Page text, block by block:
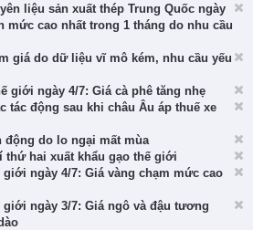
liệu sản xuất thép Trung Quốc ngày
mức cao nhất trong 1 tháng do nhu cầu
giá do dữ liệu vĩ mô kém, nhu cầu yếu
giới ngày 4/7: Giá cà phê tăng nhẹ
tác động sau khi châu Âu áp thuế xe
động do lo ngại mất mùa
hai xuất khẩu gạo thế giới
ngày 4/7: Giá vàng chạm mức cao
ngày 3/7: Giá ngô và đậu tương